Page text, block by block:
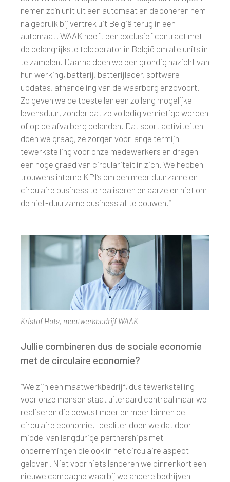
nemen zo’n unit uit een automaat en deponeren hem
na gebruik bij vertrek uit België terug in een
automaat. WAAK heeft een exclusief contract met
de belangrijkste toloperator in België om alle units in
te zamelen. Daarna doen we een grondig nazicht van
hun werking, batterij, batterijlader, software-
updates, afhandeling van de waarborg enzovoort.
Zo geven we de toestellen een zo lang mogelijke
levensduur, zonder dat ze volledig vernietigd worden
of op de afvalberg belanden. Dat soort activiteiten
doen we graag, ze zorgen voor lange termijn
tewerkstelling voor onze medewerkers en dragen
een hoge graad van circulariteit in zich. We hebben
trouwens interne KPI’s om een meer duurzame en
circulaire business te realiseren en aarzelen niet om
de niet-duurzame business af te bouwen.”
Kristof Hots, maatwerkbedrijf WAAK
Jullie combineren dus de sociale economie
met de circulaire economie?
“We zijn een maatwerkbedrijf, dus tewerkstelling
voor onze mensen staat uiteraard centraal maar we
realiseren die bewust meer en meer binnen de
circulaire economie. Idealiter doen we dat door
middel van langdurige partnerships met
ondernemingen die ook in het circulaire aspect
geloven. Niet voor niets lanceren we binnenkort een
nieuwe campagne waarbij we andere bedrijven